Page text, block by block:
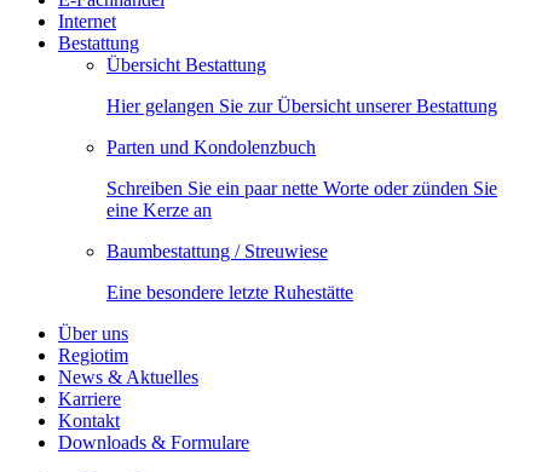
Internet
Bestattung
Übersicht Bestattung
Hier gelangen Sie zur Übersicht unserer Bestattung
Parten und Kondolenzbuch
Schreiben Sie ein paar nette Worte oder zünden Sie
eine Kerze an
Baumbestattung / Streuwiese
Eine besondere letzte Ruhestätte
Über uns
Regiotim
News & Aktuelles
Karriere
Kontakt
Downloads & Formulare